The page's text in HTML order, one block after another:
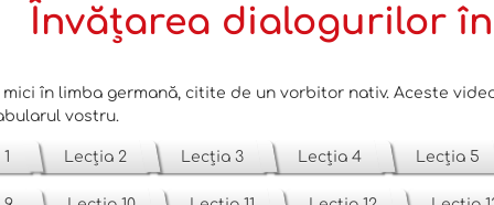
Învățarea dialogurilor
în limba germană, citite de un vorbitor nativ. Aceste
vostru.
Lecția 2 Lecția 3 Lecția 4 Lecția 5